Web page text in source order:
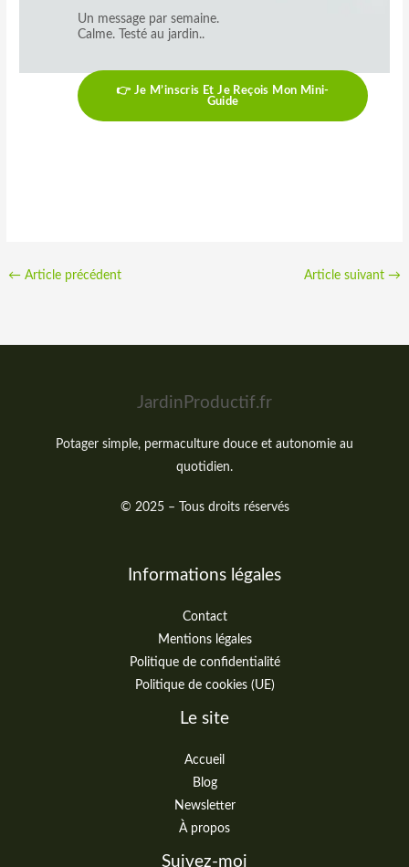
Un message par semaine.
Calme. Testé au jardin..
👉 Je M’inscris Et Je Reçois Mon Mini-
Guide
← Article précédent Article suivant →
JardinProductif.fr
Potager simple, permaculture douce et autonomie au
quotidien.
© 2025 – Tous droits réservés
Informations légales
Contact
Mentions légales
Politique de confidentialité
Politique de cookies (UE)
Le site
Accueil
Blog
Newsletter
À propos
Suivez-moi